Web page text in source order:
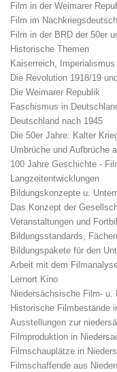
Film in der Weimarer
Film im
Film in der BRD der 50er
Historische Themen
Kaiserreich,
Die Revolution 1918/19
Die Weimarer Republik
Faschismus in
Deutschland nach 1945
Die 50er Jahre: Kalter
Umbrüche und Aufbrüche
100 Jahre Geschichte -
Langzeitentwicklungen
Bildungskonzepte u.
Das Konzept der
Veranstaltungen und
Bildungsstandards,
Bildungspakete für den
Arbeit mit dem
Lernort Kino
Niedersächsische Film- u.
Historische Filmbestände
Ausstellungen zur
Filmproduktion in
Filmschauplätze in
Filmschaffende aus